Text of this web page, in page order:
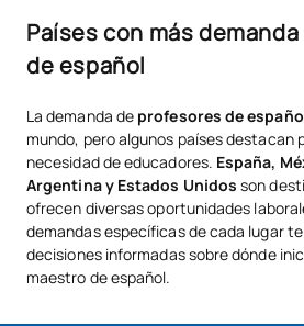
Países con más
de español
La demanda de profesores de
mundo, pero algunos países destacan
necesidad de educadores. España,
Argentina y Estados Unidos son
ofrecen diversas oportunidades
demandas específicas de cada lugar
decisiones informadas sobre dónde
maestro de español.